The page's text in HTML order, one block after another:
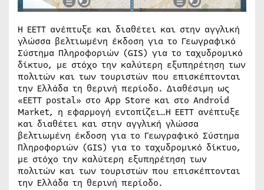
Η ΕΕΤΤ ανέπτυξε και διαθέτει και στην αγγλική
γλώσσα βελτιωμένη έκδοση για το Γεωγραφικό
Σύστημα Πληροφοριών (GIS) για το ταχυδρομικό
δίκτυο, με στόχο την καλύτερη εξυπηρέτηση των
πολιτών και των τουριστών που επισκέπτονται
την Ελλάδα τη θερινή περίοδο. Διαθέσιμη ως
«ΕΕΤΤ postal» στο App Store και στο Android
Market, η εφαρμογή εντοπίζει…Η ΕΕΤΤ ανέπτυξε
και διαθέτει και στην αγγλική γλώσσα
βελτιωμένη έκδοση για το Γεωγραφικό Σύστημα
Πληροφοριών (GIS) για το ταχυδρομικό δίκτυο,
με στόχο την καλύτερη εξυπηρέτηση των
πολιτών και των τουριστών που επισκέπτονται
την Ελλάδα τη θερινή περίοδο.